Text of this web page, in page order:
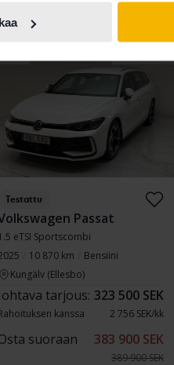
274 900 SEK
kanssa
Testattu
Passat
eTSI Sportscombi
10 870 km
Bensiini
Kungälv (Ellesbo)
Johtava tarjous: 323 500 SEK
kanssa 2 756 SEK/kk
suoraan 383 900 SEK
389 900 SEK